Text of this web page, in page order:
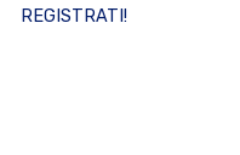
REGISTRATI!